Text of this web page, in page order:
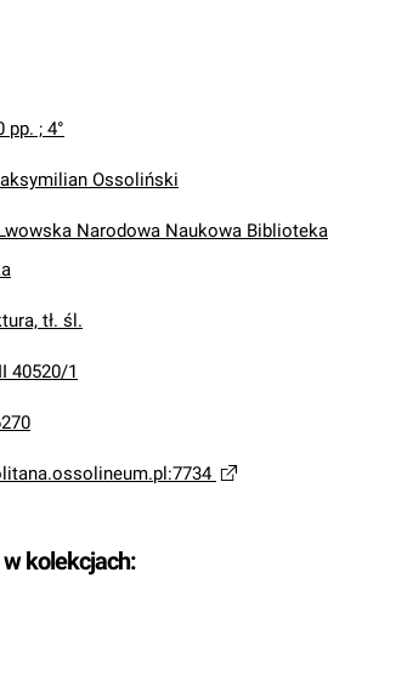
pp. ; 4°
Ossoliński
Narodowa Naukowa Biblioteka
tł. śl.
40520/1
kolekcjach: